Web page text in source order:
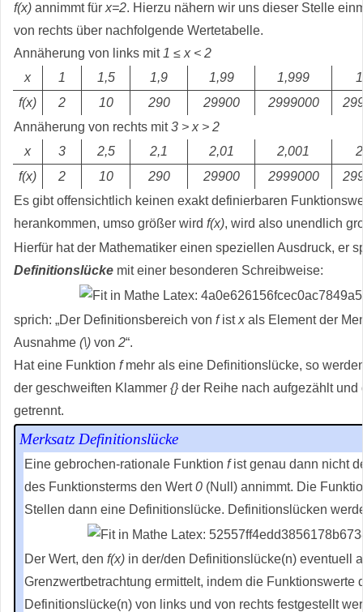
f(x) annimmt für x=2. Hierzu nähern wir uns dieser Stelle
von rechts über nachfolgende Wertetabelle.
Annäherung von links mit 1 ≤ x < 2
x
1 1,5 1,9 1,99 1,999
f(x)
2 10 290 29900 2999000
Annäherung von rechts mit3 > x > 2
x
3 2,5 2,1 2,01 2,001
f(x)
2 10 290 29900 2999000
Es gibt offensichtlich keinen exakt definierbaren
herankommen, umso größer wird f(x), wird also unendlich
Hierfür hat der Mathematiker einen speziellen Ausdruck, er
Definitionslücke mit einer besonderen Schreibweise:
sprich: „Der Definitionsbereich von fistxals Element der
Ausnahme (\) von 2“.
Hat eine Funktion fmehr als eine Definitionslücke, so
der geschweiften Klammer {} der Reihe nach aufgezählt
getrennt.
Merksatz Definitionslücke
Eine gebrochen-rationale Funktion fist genau dann nicht
des Funktionsterms den Wert0 (Null) annimmt. Die
Stellen dann eine Definitionslücke. Definitionslücken
Der Wert, den f(x) in der/den Definitionslücke(n) eventuell
Grenzwertbetrachtung ermittelt, indem die Funktionswerte
Definitionslücke(n) von links und von rechts festgestellt